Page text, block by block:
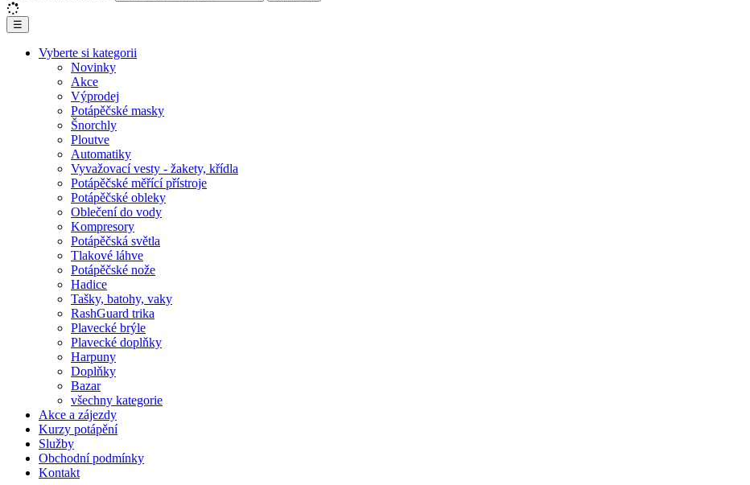
☰
Vyberte si kategorii
Novinky
Akce
Výprodej
Potápěčské masky
Šnorchly
Ploutve
Automatiky
Vyvažovací vesty - žakety, křídla
Potápěčské měřící přístroje
Potápěčské obleky
Oblečení do vody
Kompresory
Potápěčská světla
Tlakové láhve
Potápěčské nože
Hadice
Tašky, batohy, vaky
RashGuard trika
Plavecké brýle
Plavecké doplňky
Harpuny
Doplňky
Bazar
všechny kategorie
Akce a zájezdy
Kurzy potápění
Služby
Obchodní podmínky
Kontakt